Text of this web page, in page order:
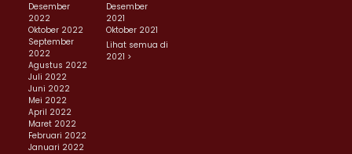
Desember
2022
Oktober 2022
September
2022
Agustus 2022
Juli 2022
Juni 2022
Mei 2022
April 2022
Maret 2022
Februari 2022
Januari 2022
Desember
2021
Oktober 2021
Lihat semua di
2021 >